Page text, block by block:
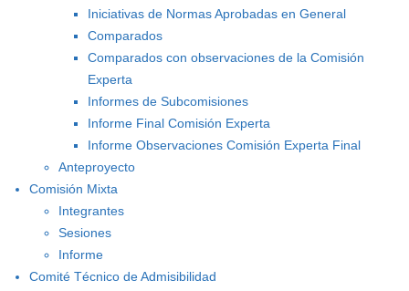
Iniciativas de Normas Aprobadas en General
Comparados
Comparados con observaciones de la Comisión
Experta
Informes de Subcomisiones
Informe Final Comisión Experta
Informe Observaciones Comisión Experta Final
Anteproyecto
Comisión Mixta
Integrantes
Sesiones
Informe
Comité Técnico de Admisibilidad